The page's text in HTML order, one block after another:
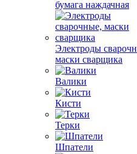
бумага наждачная
Электроды
маски сварщика
Валики
Кисти
Терки
Шпатели